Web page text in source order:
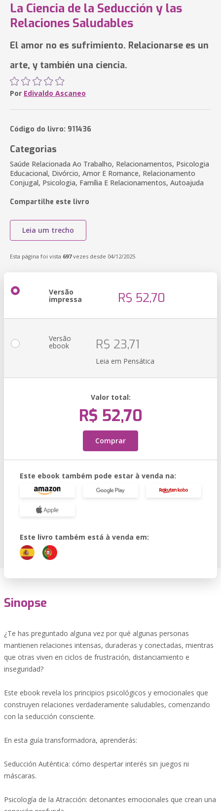
La Ciencia de la Seducción y las
Relaciones Saludables
El amor no es sufrimiento. Relacionarse es un
arte, y también una ciencia.
Por Edivaldo Ascaneo
Código do livro: 911436
Categorias
Saúde Relacionada Ao Trabalho, Relacionamentos, Psicologia
Educacional, Divórcio, Amor E Romance, Relacionamento
Conjugal, Psicologia, Família E Relacionamentos, Autoajuda
Compartilhe este livro
Leia um trecho
Esta página foi vista 697vezes desde 04/12/2025
Versão
impressa R$ 52,70
Versão
ebook R$ 23,71
Leia em Pensática
Valor total:
R$ 52,70
Comprar
Este ebook também pode estar à venda na:
Este livro também está à venda em:
Sinopse
¿Te has preguntado alguna vez por qué algunas personas
mantienen relaciones intensas, duraderas y conectadas, mientras
que otras viven en ciclos de frustración, distanciamiento e
inseguridad?
Este ebook revela los principios psicológicos y emocionales que
construyen relaciones verdaderamente saludables, comenzando
con la seducción consciente.
En esta guía transformadora, aprenderás:
Seducción Auténtica: cómo despertar interés sin juegos ni
máscaras.
Psicología de la Atracción: detonantes emocionales que crean una